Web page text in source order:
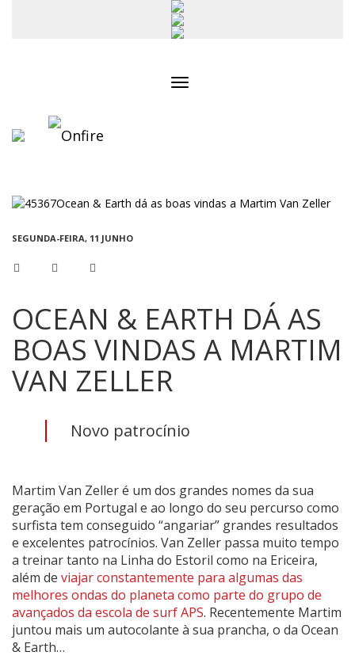
SEGUNDA-FEIRA, 11 JUNHO
OCEAN & EARTH DÁ AS
BOAS VINDAS A MARTIM
VAN ZELLER
Novo patrocínio
Martim Van Zeller é um dos grandes nomes da sua
geração em Portugal e ao longo do seu percurso como
surfista tem conseguido “angariar” grandes resultados
e excelentes patrocínios. Van Zeller passa muito tempo
a treinar tanto na Linha do Estoril como na Ericeira,
além de viajar constantemente para algumas das
melhores ondas do planeta como parte do grupo de
avançados da escola de surf APS. Recentemente Martim
juntou mais um autocolante à sua prancha, o da Ocean
& Earth…